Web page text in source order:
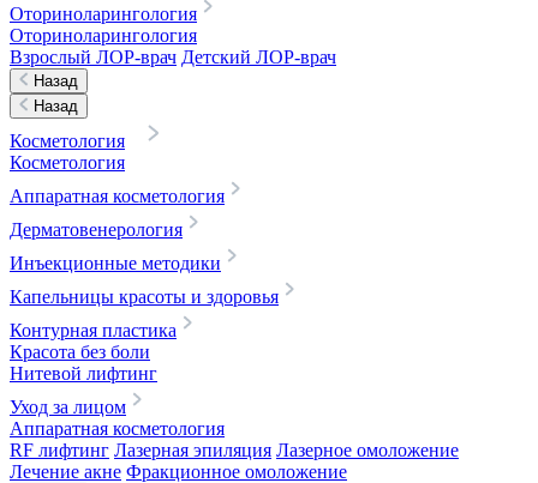
Оториноларингология
Оториноларингология
Взрослый ЛОР-врач Детский ЛОР-врач
Назад
Назад
Косметология
Косметология
Аппаратная косметология
Дерматовенерология
Инъекционные методики
Капельницы красоты и здоровья
Контурная пластика
Красота без боли
Нитевой лифтинг
Уход за лицом
Аппаратная косметология
RF лифтинг Лазерная эпиляция Лазерное омоложение
Лечение акне Фракционное омоложение